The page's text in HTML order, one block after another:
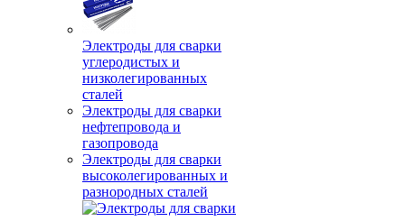
Электроды для сварки
углеродистых и
низколегированных
сталей
Электроды для сварки
нефтепровода и
газопровода
Электроды для сварки
высоколегированных и
разнородных сталей